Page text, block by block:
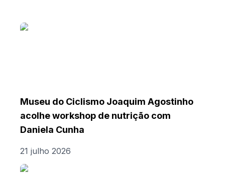
Museu do Ciclismo Joaquim Agostinho
acolhe workshop de nutrição com
Daniela Cunha
21 julho 2026